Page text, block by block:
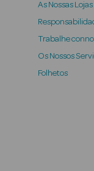
As Nossas Lojas
Trabalhe
Os Nossos
Folhetos